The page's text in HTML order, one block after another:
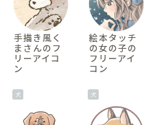
手描き風く
まさんのフ
リーアイコ
ン
絵本タッチ
の女の子の
フリーアイ
コン
犬 犬